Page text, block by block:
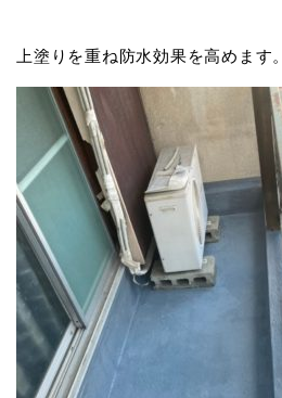
上塗りを重ね防水効果を高めます。